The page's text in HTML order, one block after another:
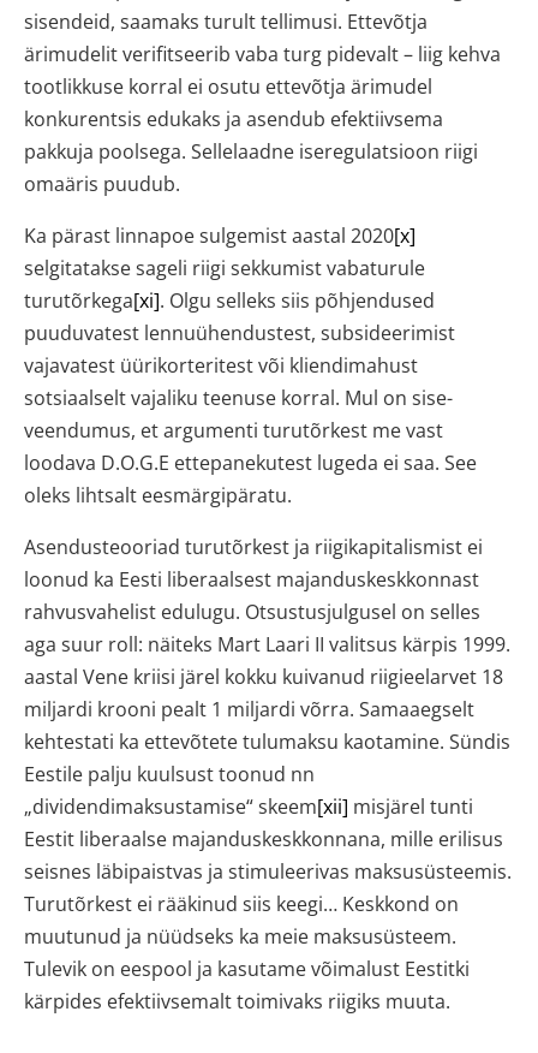
sisendeid, saamaks turult tellimusi. Ettevõtja
ärimudelit verifitseerib vaba turg pidevalt – liig kehva
tootlikkuse korral ei osutu ettevõtja ärimudel
konkurentsis edukaks ja asendub efektiivsema
pakkuja poolsega. Sellelaadne iseregulatsioon riigi
omaäris puudub.
Ka pärast linnapoe sulgemist aastal 2020[x]
selgitatakse sageli riigi sekkumist vabaturule
turutõrkega[xi]. Olgu selleks siis põhjendused
puuduvatest lennuühendustest, subsideerimist
vajavatest üürikorteritest või kliendimahust
sotsiaalselt vajaliku teenuse korral. Mul on sise-
veendumus, et argumenti turutõrkest me vast
loodava D.O.G.E ettepanekutest lugeda ei saa. See
oleks lihtsalt eesmärgipäratu.
Asendusteooriad turutõrkest ja riigikapitalismist ei
loonud ka Eesti liberaalsest majanduskeskkonnast
rahvusvahelist edulugu. Otsustusjulgusel on selles
aga suur roll: näiteks Mart Laari II valitsus kärpis 1999.
aastal Vene kriisi järel kokku kuivanud riigieelarvet 18
miljardi krooni pealt 1 miljardi võrra. Samaaegselt
kehtestati ka ettevõtete tulumaksu kaotamine. Sündis
Eestile palju kuulsust toonud nn
„dividendimaksustamise“ skeem[xii] misjärel tunti
Eestit liberaalse majanduskeskkonnana, mille erilisus
seisnes läbipaistvas ja stimuleerivas maksusüsteemis.
Turutõrkest ei rääkinud siis keegi… Keskkond on
muutunud ja nüüdseks ka meie maksusüsteem.
Tulevik on eespool ja kasutame võimalust Eestitki
kärpides efektiivsemalt toimivaks riigiks muuta.